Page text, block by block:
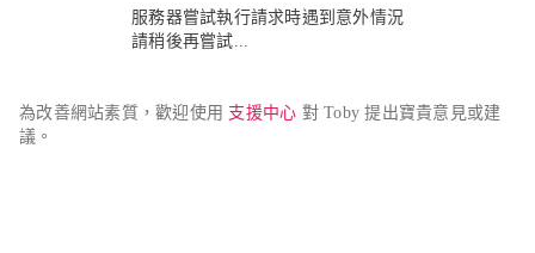
服務器嘗試執行請求時遇到意外情況
請稍後再嘗試...
為改善網站素質，歡迎使用 支援中心 對 Toby 提出寶貴意見或建
議。